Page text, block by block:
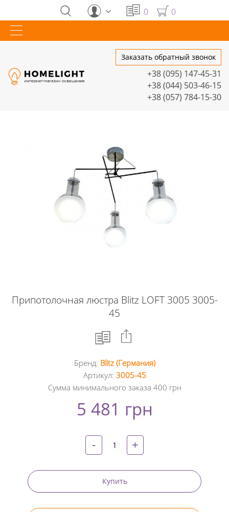
0 0
Заказать обратный звонок
+38 (095) 147-45-31
+38 (044) 503-46-15
+38 (057) 784-15-30
Припотолочная люстра Blitz LOFT 3005 3005-
45
Facebook
+
Pinterest
Бренд: Blitz (Германия)
Артикул: 3005-45
Сумма минимального заказа 400 грн
5 481 грн
- +
Купить